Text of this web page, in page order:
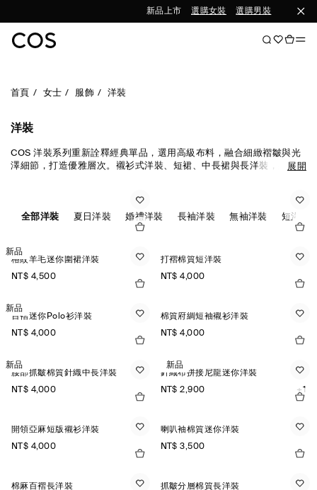
新品上市 選購女裝 選購男裝
首頁 女士 服飾 洋裝
洋裝
COS 洋裝系列重新詮釋經典單品，選用高級布料，融合細緻褶皺與光
澤細節，打造優雅層次。襯衫式洋裝、短裙、中長裙與長洋裝，結合展開
全部洋裝 夏日洋裝 婚禮洋裝 長袖洋裝 無袖洋裝 短洋裝
新品
格紋羊毛迷你圍裙洋裝
NT$ 4,500
打褶棉質短洋裝
NT$ 4,000
新品
百褶迷你Polo衫洋裝
NT$ 4,000
棉質府綢短袖襯衫洋裝
NT$ 4,000
新品
腰部抓皺棉質針織中長洋裝
NT$ 4,000
新品
針織布拼接尼龍迷你洋裝
NT$ 2,900
+1
開領亞麻短版襯衫洋裝
NT$ 4,000
喇叭袖棉質迷你洋裝
NT$ 3,500
棉麻百褶長洋裝
抓皺分層棉質長洋裝